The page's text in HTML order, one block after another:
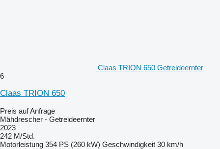
Claas TRION 650 Getreideernter
6
Claas TRION 650
Preis auf Anfrage
Mähdrescher - Getreideernter
2023
242 M/Std.
Motorleistung 354 PS (260 kW) Geschwindigkeit 30 km/h